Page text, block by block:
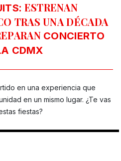
: ESTRENAN
TRAS UNA DÉCADA
CONCIERTO
CDMX
en una experiencia que
en un mismo lugar. ¿Te vas
fiestas?